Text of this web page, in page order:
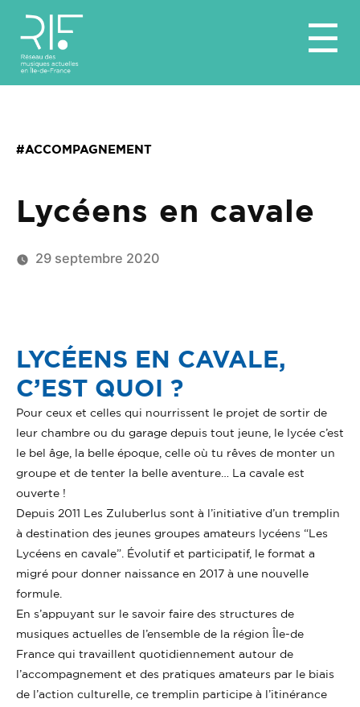
☰
#ACCOMPAGNEMENT
Lycéens en cavale
29 septembre 2020
LYCÉENS EN CAVALE,
C’EST QUOI ?
Pour ceux et celles qui nourrissent le projet de sortir de
leur chambre ou du garage depuis tout jeune, le lycée c’est
le bel âge, la belle époque, celle où tu rêves de monter un
groupe et de tenter la belle aventure… La cavale est
ouverte !
Depuis 2011 Les Zuluberlus sont à l’initiative d’un tremplin
à destination des jeunes groupes amateurs lycéens “Les
Lycéens en cavale”. Évolutif et participatif, le format a
migré pour donner naissance en 2017 à une nouvelle
formule.
En s’appuyant sur le savoir faire des structures de
musiques actuelles de l’ensemble de la région Île-de
France qui travaillent quotidiennement autour de
l’accompagnement et des pratiques amateurs par le biais
de l’action culturelle, ce tremplin participe à l’itinérance